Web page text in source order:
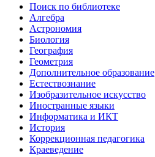
Поиск по библиотеке
Алгебра
Астрономия
Биология
География
Геометрия
Дополнительное образование
Естествознание
Изобразительное искусство
Иностранные языки
Информатика и ИКТ
История
Коррекционная педагогика
Краеведение